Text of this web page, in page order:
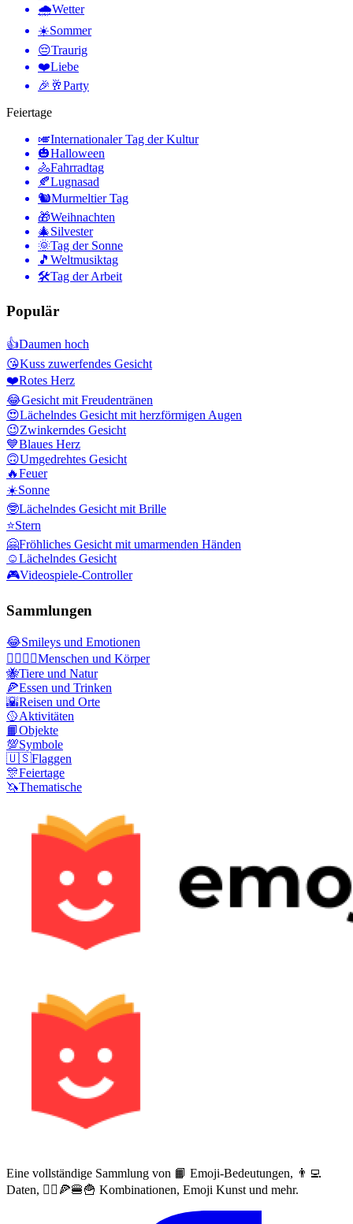
🌧Wetter
☀️Sommer
😔Traurig
❤️Liebe
🎉🥂Party
Feiertage
🎺Internationaler Tag der Kultur
🎃Halloween
🚴Fahrradtag
🍂Lugnasad
🐿Murmeltier Tag
🎁Weihnachten
🎄Silvester
🌞Tag der Sonne
🎵 Weltmusiktag
🛠Tag der Arbeit
Populär
👍Daumen hoch
😘Kuss zuwerfendes Gesicht
❤️Rotes Herz
😂Gesicht mit Freudentränen
😍Lächelndes Gesicht mit herzförmigen Augen
😉Zwinkerndes Gesicht
💙Blaues Herz
🙃Umgedrehtes Gesicht
🔥Feuer
☀️Sonne
🤓Lächelndes Gesicht mit Brille
⭐Stern
🤗Fröhliches Gesicht mit umarmenden Händen
☺️Lächelndes Gesicht
🎮Videospiele-Controller
Sammlungen
😂Smileys und Emotionen
👩‍❤️‍💋‍👨Menschen und Körper
🐝Tiere und Natur
🍕Essen und Trinken
🌇Reisen und Orte
🥎Aktivitäten
📙Objekte
💯Symbole
🇺🇸Flaggen
🎊Feiertage
🦄Thematische
Eine vollständige Sammlung von 📙 Emoji-Bedeutungen, 👨‍💻
Daten, 🙅‍♀️🍕🍔🍟 Kombinationen, Emoji Kunst und mehr.